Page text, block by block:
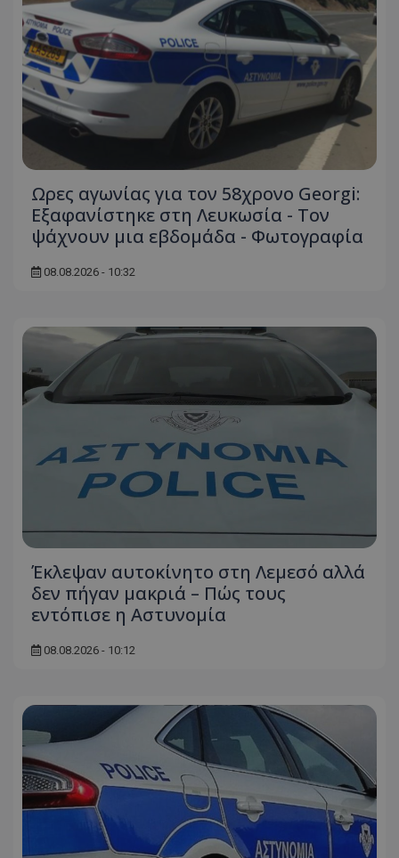
Ωρες αγωνίας για τον 58χρονο Georgi:
Εξαφανίστηκε στη Λευκωσία - Toν
ψάχνουν μια εβδομάδα - Φωτογραφία
08.08.2026 - 10:32
Έκλεψαν αυτοκίνητο στη Λεμεσό αλλά
δεν πήγαν μακριά – Πώς τους
εντόπισε η Αστυνομία
08.08.2026 - 10:12